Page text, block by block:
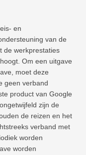
en
van de
de werkprestaties
Om een ​​uitgave
moet deze
geen verband
product van Google
zijn de
de reizen en het
verband met
worden
worden